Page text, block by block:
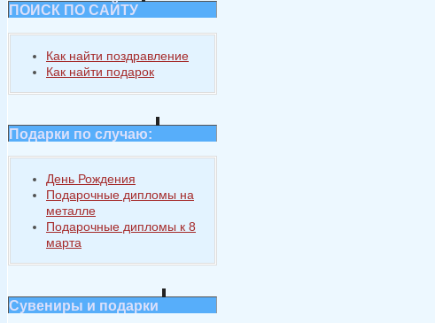
ПОИСК ПО САЙТУ
Как найти поздравление
Как найти подарок
Подарки по случаю:
День Рождения
Подарочные дипломы на
металле
Подарочные дипломы к 8
марта
Сувениры и подарки